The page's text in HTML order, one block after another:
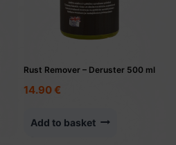
Rust Remover – Deruster 500 ml
14.90€
Add to basket